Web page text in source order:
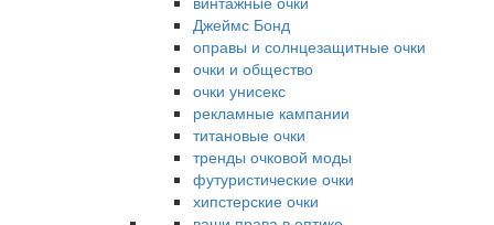
Джеймс Бонд
оправы и солнцезащитные очки
очки и общество
очки унисекс
рекламные кампании
титановые очки
тренды очковой моды
футуристические очки
хипстерские очки